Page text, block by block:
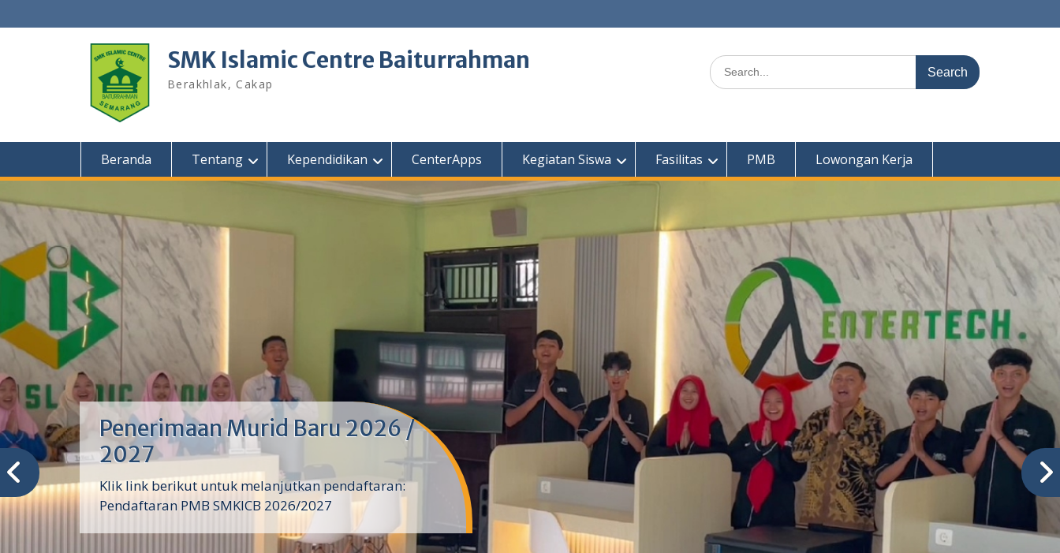
to
SMK Islamic Centre Baiturrahman
Berakhlak, Cakap
Search
for:
Beranda Tentang Kependidikan CenterApps Kegiatan Siswa Fasilitas PMB Lowongan Kerja
Penerimaan Murid Baru 2026 /
2027
Klik link berikut untuk melanjutkan pendaftaran:
Pendaftaran PMB SMKICB 2026/2027